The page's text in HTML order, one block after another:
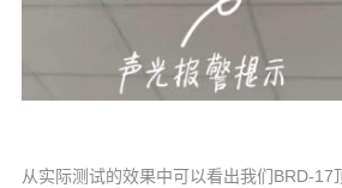
从实际测试的效果中可以看出我们BRD-17